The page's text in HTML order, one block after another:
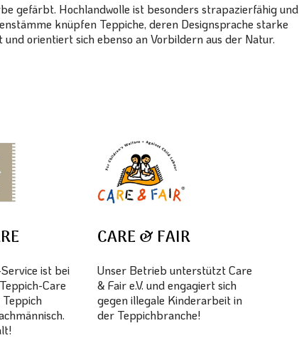
gefärbt. Hochlandwolle ist besonders strapazierfähig und
knüpfen Teppiche, deren Designsprache starke
orientiert sich ebenso an Vorbildern aus der Natur.
ist bei
Care
CARE & FAIR
Unser Betrieb unterstützt Care
& Fair e.V. und engagiert sich
gegen illegale Kinderarbeit in
der Teppichbranche!